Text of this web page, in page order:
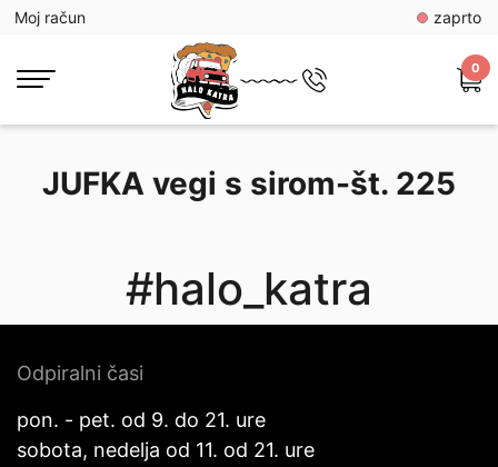
Moj račun zaprto
0
JUFKA vegi s sirom-št. 225
#halo_katra
Odpiralni časi
pon. - pet. od 9. do 21. ure
sobota, nedelja od 11. od 21. ure